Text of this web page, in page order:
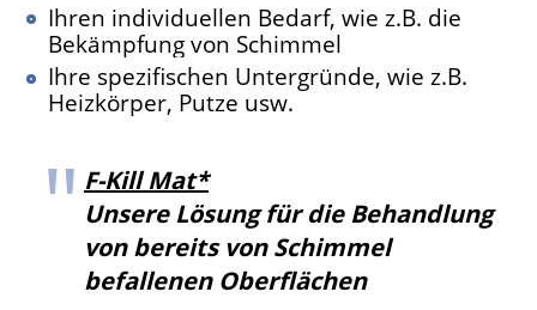
Ihren individuellen Bedarf, wie z.B. die
Bekämpfung von Schimmel
Ihre spezifischen Untergründe, wie z.B.
Heizkörper, Putze usw.
F-Kill Mat*
Unsere Lösung für die Behandlung
von bereits von Schimmel
befallenen Oberflächen